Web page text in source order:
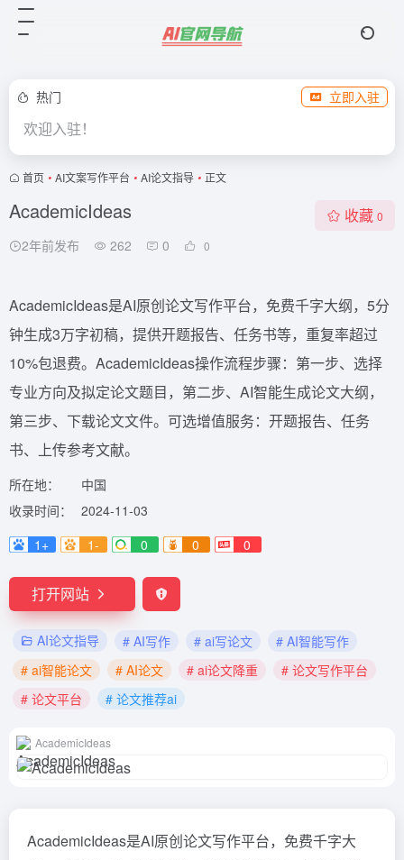
热门 立即入驻
欢迎入驻！
首页 • AI文案写作平台 • AI论文指导 • 正文
AcademicIdeas
2年前发布 262 0 0
收藏 0
AcademicIdeas是AI原创论文写作平台，免费千字大纲，5分
钟生成3万字初稿，提供开题报告、任务书等，重复率超过
10%包退费。AcademicIdeas操作流程步骤：第一步、选择
专业方向及拟定论文题目，第二步、AI智能生成论文大纲，
第三步、下载论文文件。可选增值服务：开题报告、任务
书、上传参考文献。
所在地：
中国
收录时间：
2024-11-03
1+
1- 0 0 0
打开网站
AI论文指导 # AI写作 # ai写论文
# AI智能写作
# ai智能论文
# AI论文 # ai论文降重
# 论文写作平台
# 论文平台
# 论文推荐ai
AcademicIdeas
AcademicIdeas是AI原创论文写作平台，免费千字大